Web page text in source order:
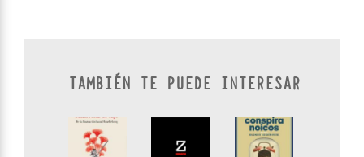
TAMBIÉN TE PUEDE INTERESAR